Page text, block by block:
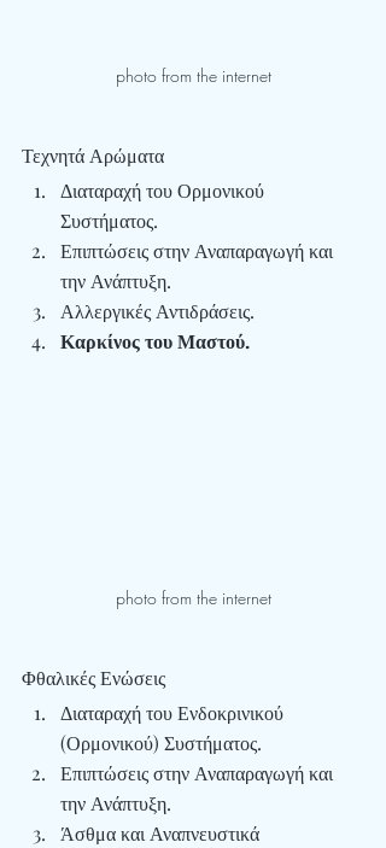
photo from the internet
Τεχνητά Αρώματα
Διαταραχή του Ορμονικού
Συστήματος.
Επιπτώσεις στην Αναπαραγωγή και
την Ανάπτυξη.
Αλλεργικές Αντιδράσεις.
Καρκίνος του Μαστού.
photo from the internet
Φθαλικές Ενώσεις
Διαταραχή του Ενδοκρινικού
(Ορμονικού) Συστήματος.
Επιπτώσεις στην Αναπαραγωγή και
την Ανάπτυξη.
Άσθμα και Αναπνευστικά